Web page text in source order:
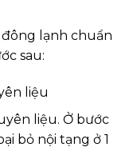
lạnh chuẩn
sau:
liệu
liệu. Ở bước
bỏ nội tạng ở 1